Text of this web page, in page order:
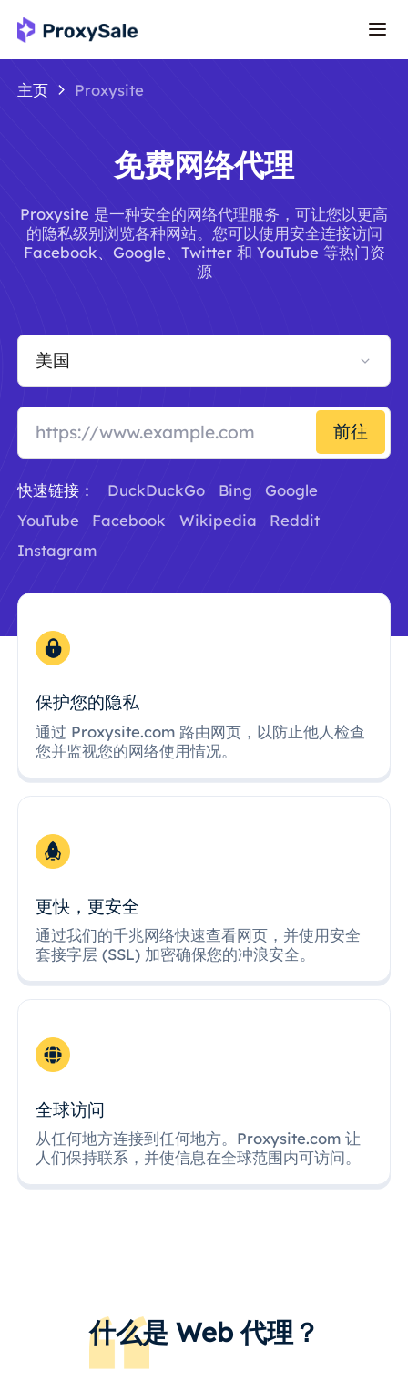
主页 Proxysite
免费网络代理
Proxysite 是一种安全的网络代理服务，可让您以更高
的隐私级别浏览各种网站。您可以使用安全连接访问
Facebook、Google、Twitter 和 YouTube 等热门资
源
前往
快速链接： DuckDuckGo Bing
Google
YouTube
Facebook Wikipedia
Reddit
Instagram
保护您的隐私
通过 Proxysite.com 路由网页，以防止他人检查
您并监视您的网络使用情况。
更快，更安全
通过我们的千兆网络快速查看网页，并使用安全
套接字层 (SSL) 加密确保您的冲浪安全。
全球访问
从任何地方连接到任何地方。Proxysite.com 让
人们保持联系，并使信息在全球范围内可访问。
什么是 Web 代理？